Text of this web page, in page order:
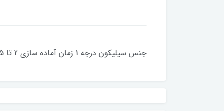
جنس سیلیکون درجه 1 زمان آماده سازی 2 تا 5 روز کاری قطر تقریبی 3 سانت